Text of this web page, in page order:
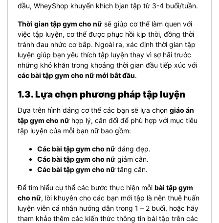
đầu, WheyShop khuyến khích bjan tập từ 3-4 buổi/tuần.
Thời gian tập gym cho nữ sẽ giúp cơ thể làm quen với
việc tập luyện, cơ thể được phục hồi kịp thời, đồng thời
tránh đau nhức cơ bắp. Ngoài ra, xác định thời gian tập
luyện giúp bạn yêu thích tập luyện thay vì sợ hãi trước
những khó khăn trong khoảng thời gian đầu tiếp xúc với
các bài tập gym cho nữ mới bắt đầu.
1.3. Lựa chọn phương pháp tập luyện
Dựa trên hình dáng cơ thể các bạn sẽ lựa chọn giáo án
tập gym cho nữ hợp lý, cân đối để phù hợp với mục tiêu
tập luyện của mỗi bạn nữ bao gồm:
Các bài tập gym cho nữ dáng đẹp.
Các bài tập gym cho nữ giảm cân.
Các bài tập gym cho nữ tăng cân.
Để tìm hiểu cụ thể các bước thực hiện mỗi bài tập gym
cho nữ, lời khuyên cho các bạn mới tập là nên thuê huấn
luyện viên cá nhân hướng dẫn trong 1 – 2 buổi, hoặc hãy
tham khảo thêm các kiến thức thông tin bài tập trên các